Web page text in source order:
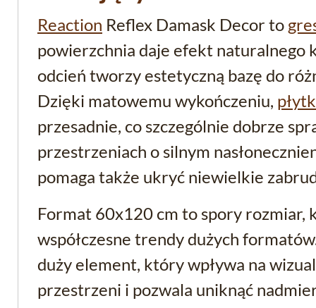
Reaction Reflex Damask Decor to
powierzchnia daje efekt naturalnego
odcień tworzy estetyczną bazę do
Dzięki matowemu wykończeniu,
przesadnie, co szczególnie dobrze
przestrzeniach o silnym
pomaga także ukryć niewielkie
Format 60x120 cm to spory rozmiar,
współczesne trendy dużych
duży element, który wpływa na
przestrzeni i pozwala uniknąć